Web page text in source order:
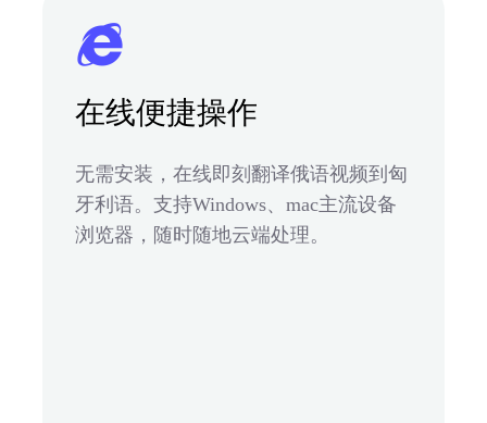
在线便捷操作
无需安装，在线即刻翻译俄语视频到匈
牙利语。支持Windows、mac主流设备
浏览器，随时随地云端处理。